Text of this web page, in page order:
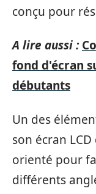
conçu pour
A lire aussi :
fond d'écran
débutants
Un des
son écran
orienté pour
différents